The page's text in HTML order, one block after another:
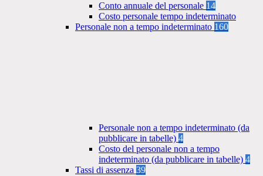
Conto annuale del personale 14
Costo personale tempo indeterminato
Personale non a tempo indeterminato 160
Personale non a tempo indeterminato (da
pubblicare in tabelle) 4
Costo del personale non a tempo
indeterminato (da pubblicare in tabelle) 4
Tassi di assenza 39